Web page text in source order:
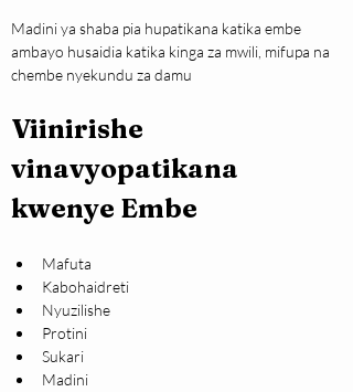
Madini ya shaba pia hupatikana katika embe
ambayo husaidia katika kinga za mwili, mifupa na
chembe nyekundu za damu
Viinirishe
vinavyopatikana
kwenye Embe
Mafuta
Kabohaidreti
Nyuzilishe
Protini
Sukari
Madini